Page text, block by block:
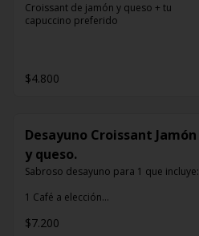
Croissant de jamón y queso + tu
capuccino preferido
$4.800
Desayuno Croissant Jamón
y queso.
Sabroso desayuno para 1 que incluye:
1 Café a elección
1 Jugo de Naranja Recién exprimido
$7.200